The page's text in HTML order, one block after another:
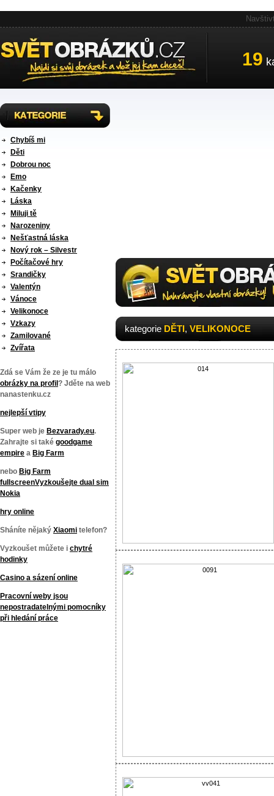
19
Chybíš mi
Děti
Dobrou noc
Emo
Kačenky
Láska
Miluji tě
Narozeniny
Nešťastná láska
Nový rok – Silvestr
Počítačové hry
Srandičky
Valentýn
Vánoce
Velikonoce
Vzkazy
Zamilované
Zvířata
Zdá se Vám že ze je tu málo
obrázky na profil ? Jděte na web
nanastenku.cz
nejlepší vtipy
Super web je Bezvarady.eu.
Zahrajte si také goodgame
empire a Big Farm
nebo Big Farm
fullscreenVyzkoušejte dual sim
Nokia
hry online
Sháníte nějaký Xiaomi telefon?
Vyzkoušet můžete i chytré
hodinky
Casino a sázení online
Pracovní weby jsou
nepostradatelnými pomocníky
při hledání práce
kategorie DĚTI, VELIKONOCE